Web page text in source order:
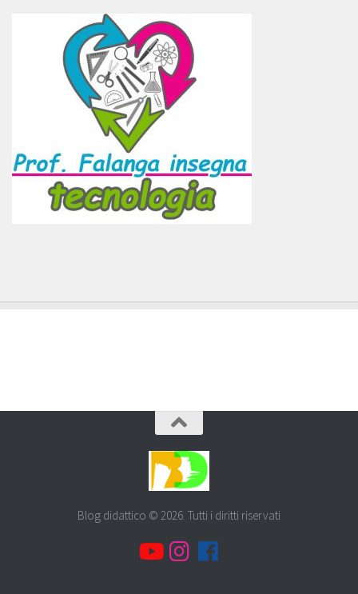
Blog didattico © 2026. Tutti i diritti riservati